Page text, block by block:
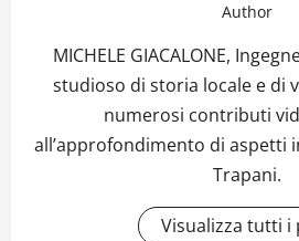
Author
MICHELE GIACALONE,
studioso di storia locale e di
numerosi contributi
all’approfondimento di aspetti
Trapani.
Visualizza tutti i